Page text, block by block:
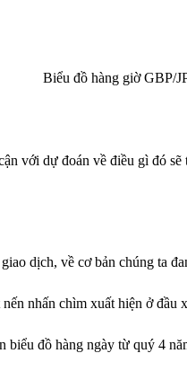
Biểu đồ hàng giờ GBP/
với dự đoán về điều gì đó
dịch, về cơ bản chúng ta
nhấn chìm xuất hiện ở
biểu đồ hàng ngày từ quý 4